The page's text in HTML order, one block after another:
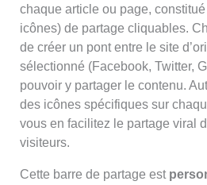
chaque article ou page,
icônes) de partage cliquables.
de créer un pont entre le site
sélectionné (Facebook, Twitter,
pouvoir y partager le contenu.
des icônes spécifiques sur
vous en facilitez le partage viral
visiteurs.
Cette barre de partage est